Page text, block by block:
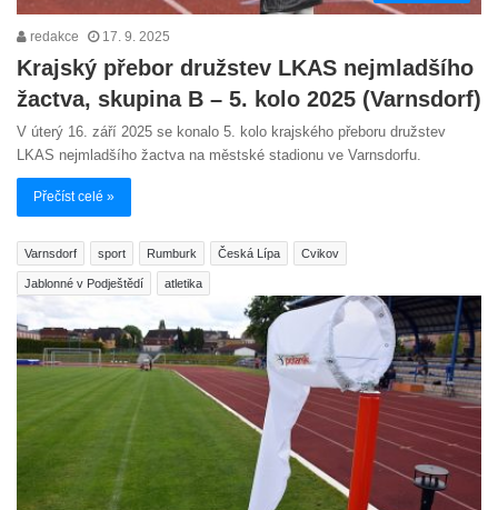
redakce 17. 9. 2025
Krajský přebor družstev LKAS nejmladšího
žactva, skupina B – 5. kolo 2025 (Varnsdorf)
V úterý 16. září 2025 se konalo 5. kolo krajského přeboru družstev
LKAS nejmladšího žactva na městské stadionu ve Varnsdorfu.
Přečíst celé »
Varnsdorf sport Rumburk Česká Lípa Cvikov
Jablonné v Podještědí atletika